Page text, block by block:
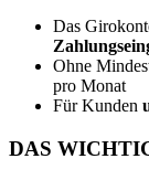
Das
Ohne
pro Monat
Für Kunden
DAS